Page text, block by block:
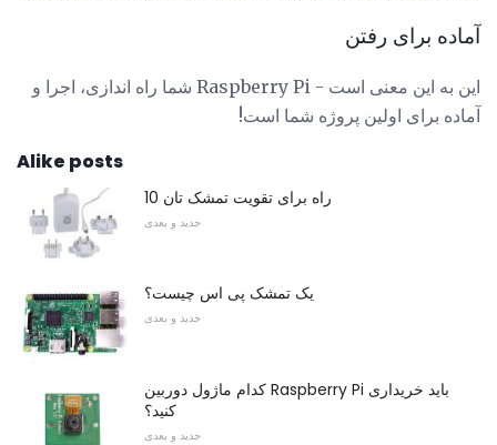
آماده برای رفتن
این به این معنی است - Raspberry Pi شما راه اندازی، اجرا و
آماده برای اولین پروژه شما است!
Alike posts
10 راه برای تقویت تمشک تان
جدید و بعدی
یک تمشک پی اس چیست؟
جدید و بعدی
کدام ماژول دوربین Raspberry Pi باید خریداری
کنید؟
جدید و بعدی